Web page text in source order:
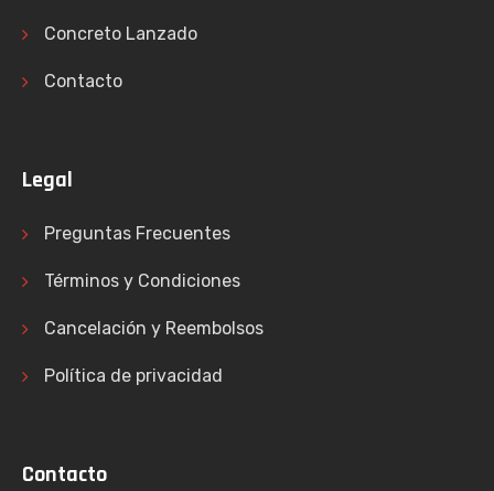
Concreto Lanzado
Contacto
Legal
Preguntas Frecuentes
Términos y Condiciones
Cancelación y Reembolsos
Política de privacidad
Contacto